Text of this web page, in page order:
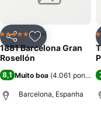
PartilharAdicionar aos
5 EstrelasHotel
1881 Barcelona Gran
Rosellón
8,1 Muito boa (4.061
Barcelona, Espanha
1